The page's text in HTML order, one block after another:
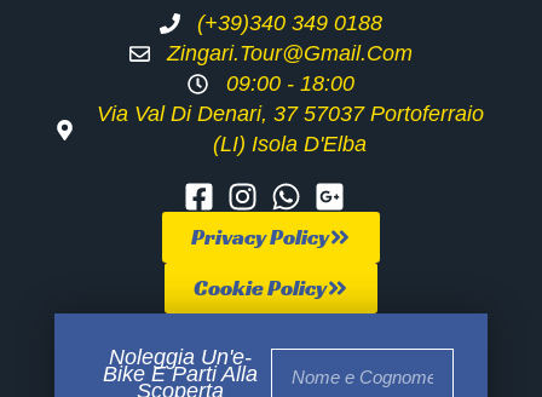
(+39)340 349 0188
Zingari.tour@gmail.com
09:00 - 18:00
Via Val Di Denari, 37 57037 Portoferraio
(LI) Isola D'Elba
Privacy Policy
Cookie Policy
Noleggia Un'e-
Bike E Parti Alla
Scoperta